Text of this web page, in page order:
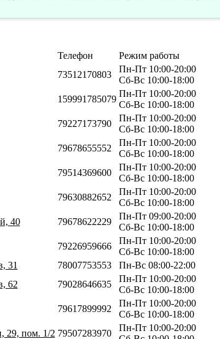
Телефон
Режим работы
73512170803
Пн-Пт 10:00-20:00
Сб-Вс 10:00-18:00
159991785079
Пн-Пт 10:00-20:00
Сб-Вс 10:00-18:00
79227173790
Пн-Пт 10:00-20:00
Сб-Вс 10:00-18:00
79678655552
Пн-Пт 10:00-20:00
Сб-Вс 10:00-18:00
79514369600
Пн-Пт 10:00-20:00
Сб-Вс 10:00-18:00
79630882652
Пн-Пт 10:00-20:00
Сб-Вс 10:00-18:00
40 79678622229
Пн-Пт 09:00-20:00
Сб-Вс 10:00-18:00
79226959666
Пн-Пт 10:00-20:00
Сб-Вс 10:00-18:00
31 78007753553
Пн-Вс 08:00-22:00
62 79028646635
Пн-Пт 10:00-20:00
Сб-Вс 10:00-18:00
79617899992
Пн-Пт 10:00-20:00
Сб-Вс 10:00-18:00
29, пом. 1/2 79507283970
Пн-Пт 10:00-20:00